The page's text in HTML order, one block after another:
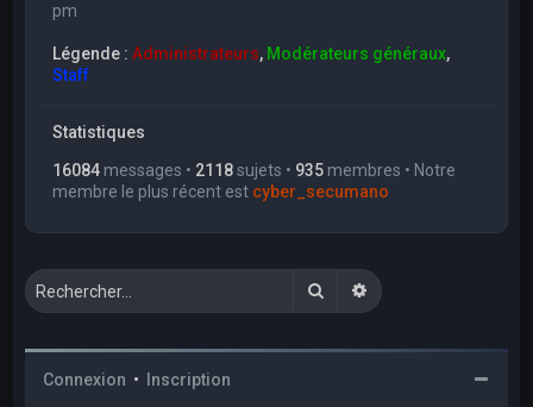
pm
Légende :Administrateurs, Modérateurs généraux,
Staff
Statistiques
16084 messages • 2118sujets • 935 membres • Notre
membre le plus récent est cyber_secumano
RechercherRecherche avancée
Connexion • Inscription